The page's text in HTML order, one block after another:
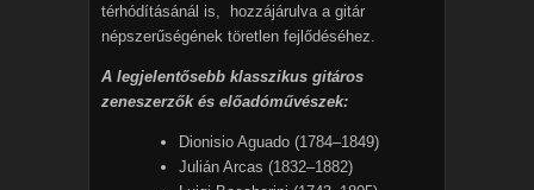
térhódításánál is, hozzájárulva a gitár
népszerűségének töretlen fejlődéséhez.
A legjelentősebb klasszikus gitáros
zeneszerzők és előadóművészek:
Dionisio Aguado (1784–1849)
Julián Arcas (1832–1882)